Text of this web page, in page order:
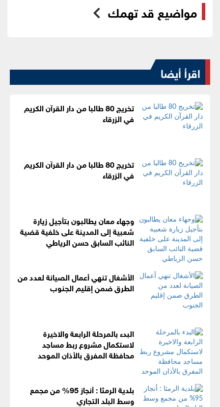
مواضيع قد تهمك
اقرأ أيضا
تخريج 80 طالبا من دار القرآن الكريم
في الزرقاء
تخريج 80 طالبا من دار القرآن الكريم
في الزرقاء
وجهاء معان يطالبون بتأجيل زيارة
شعبية إلى المدينة على خلفية قضية
النائب السابق حسن الرياطي
الأشغال تنهي أعمال الصيانة لعدد من
الطرق ضمن إقليم الجنوب
البدء بالمرحلة الرابعة والاخيرة
لاستكمال مشروع ربط مساجد
محافظة المفرق بالأذان الموحد
بلدية الرمثا : أنجاز 95% من مجمع
وسط البلد التجاري